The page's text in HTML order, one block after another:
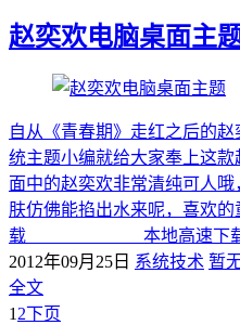
赵奕欢电脑桌面主
自从《青春期》走红之后的
统主题小编就给大家奉上这
面中的赵奕欢非常清纯可人
肤仿佛能掐出水来呢，喜欢
载 本地高速下
2012年09月25日 系统技术 暂
全文
12下页